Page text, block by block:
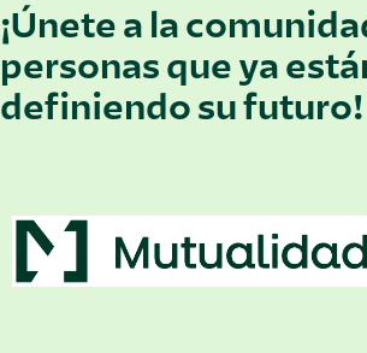
¡Únete a la
personas que ya
definiendo su futuro!